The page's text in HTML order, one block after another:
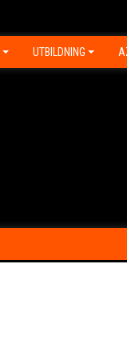
UTBILDNING